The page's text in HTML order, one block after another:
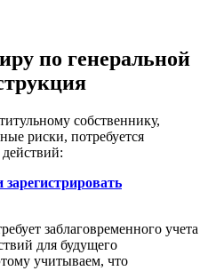
по генеральной
собственнику,
риски, потребуется
заблаговременного учета
для будущего
учитываем, что